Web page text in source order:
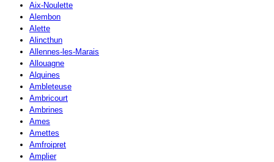
Aix-Noulette
Alembon
Alette
Alincthun
Allennes-les-Marais
Allouagne
Alquines
Ambleteuse
Ambricourt
Ambrines
Ames
Amettes
Amfroipret
Amplier